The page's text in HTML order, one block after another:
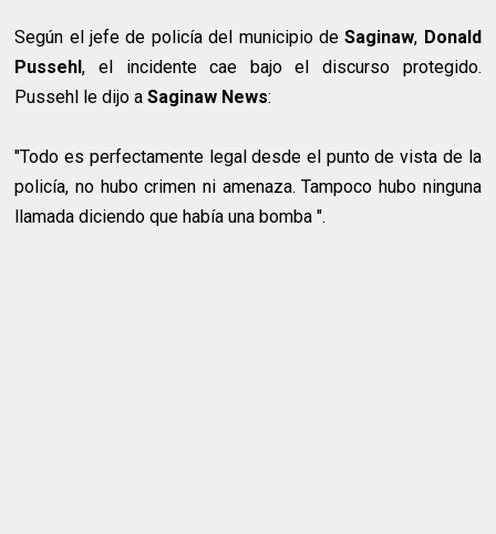
Según el jefe de policía del municipio deSaginaw, Donald
Pussehl, el incidente cae bajo el discurso protegido.
Pussehl le dijo aSaginaw News:
"Todo es perfectamente legal desde el punto de vista de la
policía, no hubo crimen ni amenaza. Tampoco hubo ninguna
llamada diciendo que había una bomba ".